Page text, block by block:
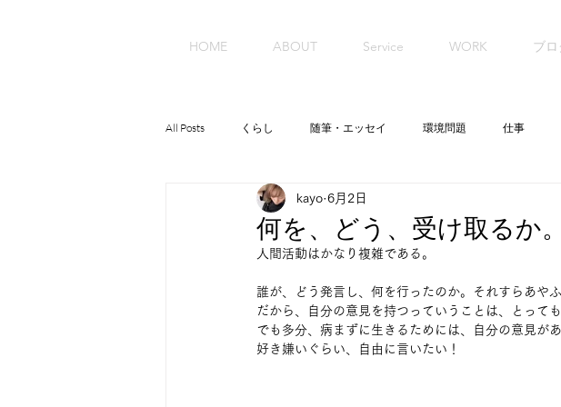
HOME ABOUT Service WORK ブ
All Posts くらし 随筆・エッセイ 環境問題 仕事
何を、どう、受け取るか。
kayo 6月2日
人間活動はかなり複雑である。
誰が、どう発言し、何を行ったのか。それすらあや
だから、自分の意見を持つっていうことは、とっても
でも多分、病まずに生きるためには、自分の意見が
好き嫌いぐらい、自由に言いたい！